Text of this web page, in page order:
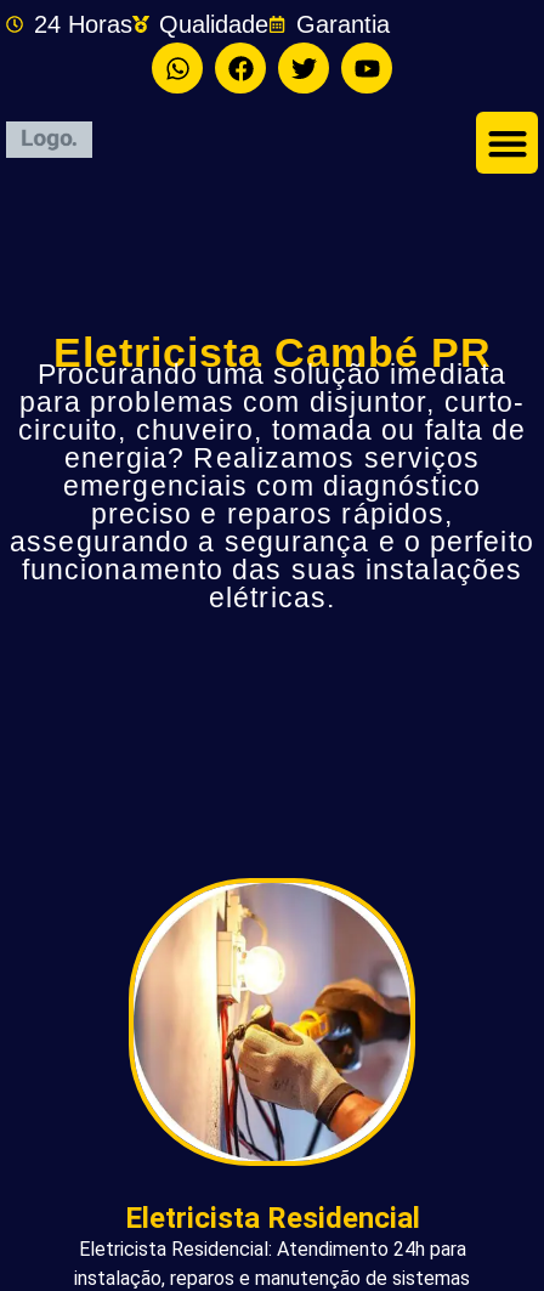
24 Horas Qualidade Garantia
Eletricista Cambé PR
Procurando uma solução imediata
para problemas com disjuntor, curto-
circuito, chuveiro, tomada ou falta de
energia? Realizamos serviços
emergenciais com diagnóstico
preciso e reparos rápidos,
assegurando a segurança e o perfeito
funcionamento das suas instalações
elétricas.
Eletricista Residencial
Eletricista Residencial: Atendimento 24h para
instalação, reparos e manutenção de sistemas